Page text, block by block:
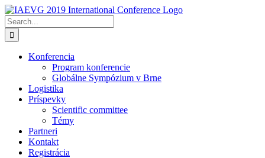
Skip
to
content
Search
for:
Konferencia
Program konferencie
Globálne Sympózium v Brne
Logistika
Príspevky
Scientific committee
Témy
Partneri
Kontakt
Registrácia